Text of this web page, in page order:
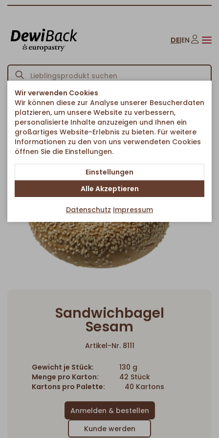
DE|EN
Startseite American Bakery Bagels /Sandwichbagel Sesam
Zurück zur Artikelübersicht
Sandwichbagel
Sesam
Artikel-Nr. 8111
Gewicht je Stück:
130 g
Menge pro Karton:
42 Stück
Kartons pro Palette:
40 Kartons
Kunde werden
Wir verwenden Cookies
Wir können diese zur Analyse unserer Besucherdaten
platzieren, um unsere Website zu verbessern,
personalisierte Inhalte anzuzeigen und Ihnen ein
großartiges Website-Erlebnis zu bieten. Für weitere
Informationen zu den von uns verwendeten Cookies
öffnen Sie die Einstellungen.
Einstellungen
Alle Akzeptieren
Datenschutz Impressum